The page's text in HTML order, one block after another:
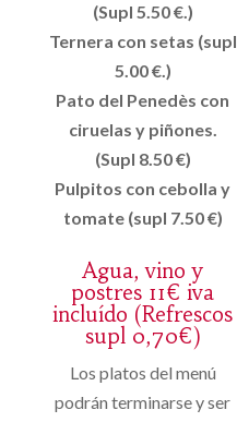
(Supl 5.50 €.)
Ternera con setas (supl
5.00 €.)
Pato del Penedès con
ciruelas y piñones.
(Supl 8.50 €)
Pulpitos con cebolla y
tomate (supl 7.50 €)
Agua, vino y
postres 11€ iva
incluído (Refrescos
supl 0,70€)
Los platos del menú
podrán terminarse y ser